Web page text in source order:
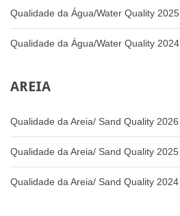
Qualidade da Água/Water Quality 2025
Qualidade da Água/Water Quality 2024
AREIA
Qualidade da Areia/ Sand Quality 2026
Qualidade da Areia/ Sand Quality 2025
Qualidade da Areia/ Sand Quality 2024